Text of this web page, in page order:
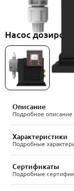
Насос
Описание
Подробное описание
Характеристики
Подробные
Сертификаты
Подробные